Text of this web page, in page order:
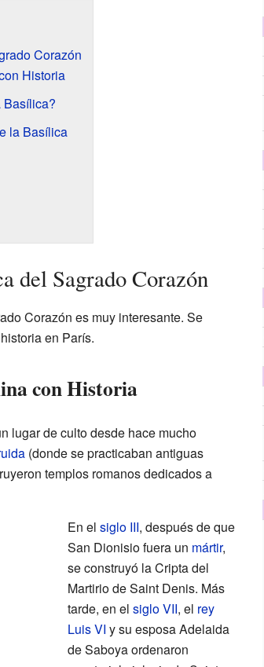
Corazón
Historia
Basílica?
la Basílica
del Sagrado Corazón
Corazón es muy interesante. Se
en París.
con Historia
lugar de culto desde hace mucho
(donde se practicaban antiguas
templos romanos dedicados a
En el siglo III, después de que
San Dionisio fuera un mártir,
se construyó la Cripta del
Martirio de Saint Denis. Más
tarde, en el siglo VII, el rey
Luis VI y su esposa Adelaida
de Saboya ordenaron